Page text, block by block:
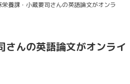
栄養課・小蔵要司さんの英語論文がオンラ
さんの英語論文がオンライ